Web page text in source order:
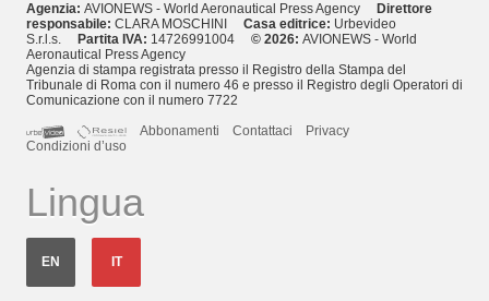
Agenzia: AVIONEWS - World Aeronautical Press Agency
Direttore
responsabile: CLARA MOSCHINI Casa editrice: Urbevideo
S.r.l.s.
Partita IVA: 14726991004 © 2026: AVIONEWS - World
Aeronautical Press Agency
Agenzia di stampa registrata presso il Registro della Stampa del
Tribunale di Roma con il numero 46 e presso il Registro degli Operatori di
Comunicazione con il numero 7722
Abbonamenti
Contattaci
Privacy
Condizioni d’uso
Lingua
EN IT